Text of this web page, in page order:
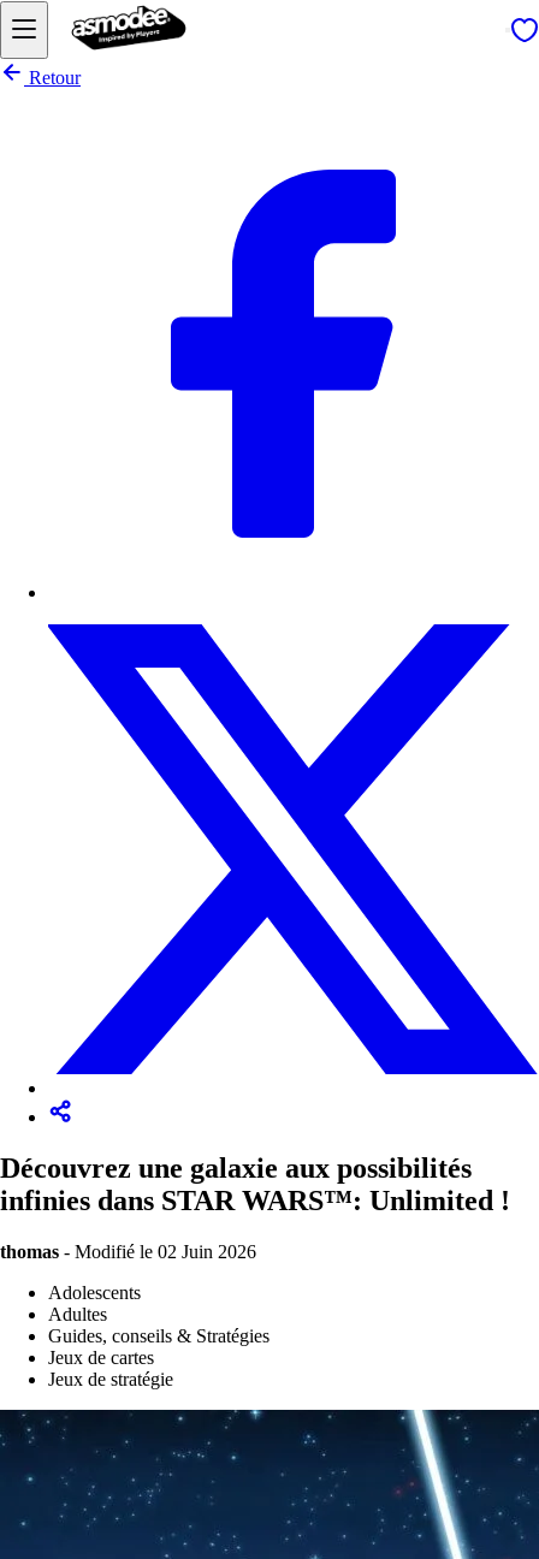
Retour
Découvrez une galaxie aux possibilités
infinies dans STAR WARS™: Unlimited !
thomas - Modifié le 02 Juin 2026
Adolescents
Adultes
Guides, conseils & Stratégies
Jeux de cartes
Jeux de stratégie